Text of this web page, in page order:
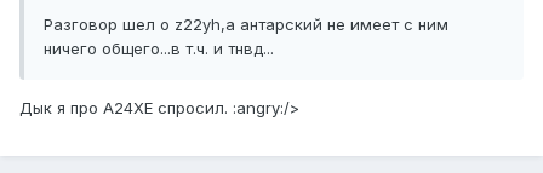
Разговор шел о z22yh,а антарский не имеет с ним
ничего общего...в т.ч. и тнвд...
Дык я про А24XE спросил. :angry:/>